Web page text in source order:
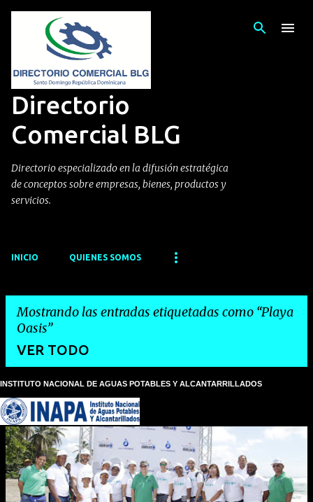
Directorio
Comercial BLG
Directorio especializado en la difusión estratégica
de conceptos sobre empresas, bienes, productos y
servicios.
INICIO QUIENES SOMOS
Mostrando las entradas etiquetadas como Playa
Oasis
VER TODO
n
t
r
d
INSTITUTO NACIONAL DE AGUAS POTABLES Y ALCANTARRILLADOS